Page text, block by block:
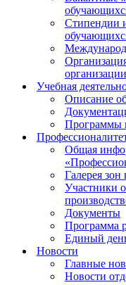
Стипендии
организации
Учебная
Описание
Общая
Галерея
Участники
Документы
Программа
Единый
Новости
Главные
Новости